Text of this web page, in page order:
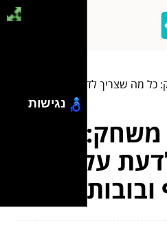
כל מה שצריך לדעת על מכונות
משחק: כל
על
ובובות
נגישות